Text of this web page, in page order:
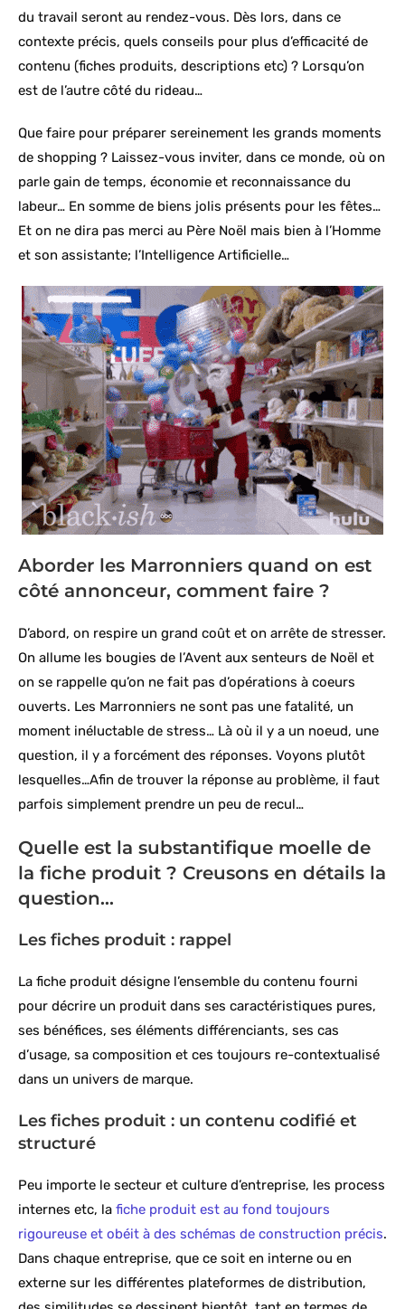
du travail seront au rendez-vous. Dès lors, dans ce
contexte précis, quels conseils pour plus d’efficacité de
contenu (fiches produits, descriptions etc) ? Lorsqu’on
est de l’autre côté du rideau…
Que faire pour préparer sereinement les grands moments
de shopping ? Laissez-vous inviter, dans ce monde, où on
parle gain de temps, économie et reconnaissance du
labeur… En somme de biens jolis présents pour les fêtes…
Et on ne dira pas merci au Père Noël mais bien à l’Homme
et son assistante; l’Intelligence Artificielle…
Aborder les Marronniers quand on est
côté annonceur, comment faire ?
D’abord, on respire un grand coût et on arrête de stresser.
On allume les bougies de l’Avent aux senteurs de Noël et
on se rappelle qu’on ne fait pas d’opérations à coeurs
ouverts. Les Marronniers ne sont pas une fatalité, un
moment inéluctable de stress… Là où il y a un noeud, une
question, il y a forcément des réponses. Voyons plutôt
lesquelles…Afin de trouver la réponse au problème, il faut
parfois simplement prendre un peu de recul…
Quelle est la substantifique moelle de
la fiche produit ? Creusons en détails la
question…
Les fiches produit : rappel
La fiche produit désigne l’ensemble du contenu fourni
pour décrire un produit dans ses caractéristiques pures,
ses bénéfices, ses éléments différenciants, ses cas
d’usage, sa composition et ces toujours re-contextualisé
dans un univers de marque.
Les fiches produit : un contenu codifié et
structuré
Peu importe le secteur et culture d’entreprise, les process
internes etc, la fiche produit est au fond toujours
rigoureuse et obéit à des schémas de construction précis.
Dans chaque entreprise, que ce soit en interne ou en
externe sur les différentes plateformes de distribution,